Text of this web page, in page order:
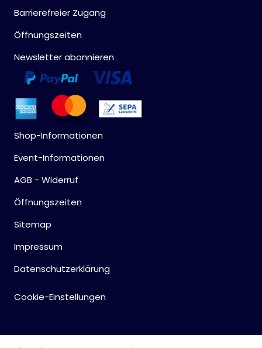
Barrierefreier Zugang
Öffnungszeiten
Newsletter abonnieren
Shop-Informationen
Event-Informationen
AGB - Widerruf
Öffnungszeiten
Sitemap
Impressum
Datenschutzerklärung
Cookie-Einstellungen